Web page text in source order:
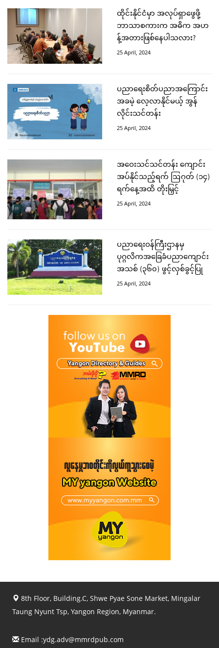
ထိုင်းနိုင်ငံမှာ အလုပ်ရှာဖွေဖို့
ဘာသာစကားက အဓိက အဟ
န့်အတားဖြစ်နေပါသလား?
25 April, 2024
ပညာရေးစိတ်ပညာအကြောင်း
အခမဲ့ လေ့လာနိုင်မယ့် အွန်
လိုင်းသင်တန်း
25 April, 2024
အဝေးသင်သင်တန်း ကျောင်း
အပ်နိုင်သည့်ရက် ဩဂုတ် (၁၄)
ရက်နေ့အထိ တိုးမြှင့်
25 April, 2024
ပညာရေးဝန်ကြီးဌာနမှ
ပုဂ္ဂလိကအခြေခံပညာကျောင်း
အသစ် (၃၆၀) ဖွင့်လှစ်ခွင့်ပြု
25 April, 2024
8th Floor, Building.C, Shwe Pyae Sone Market, Mingalar
Taung Nyunt Tsp, Yangon Region, Myanmar.
Email :ydg.adv@mmrdpub.com